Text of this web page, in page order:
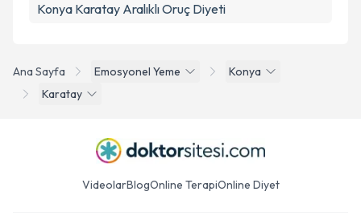
Ana Sayfa Emosyonel Yeme
Konya
Karatay
Konya Karatay Aralıklı Oruç Diyeti
VideolarBlogOnline TerapiOnline Diyet